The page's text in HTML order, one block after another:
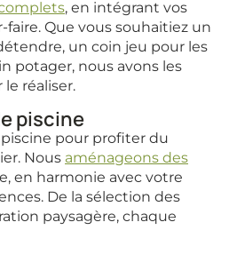
, en intégrant vos
faire. Que vous souhaitiez un
un coin jeu pour les
potager, nous avons les
réaliser.
piscine
pour profiter du
Nous aménageons des
en harmonie avec votre
De la sélection des
paysagère, chaque